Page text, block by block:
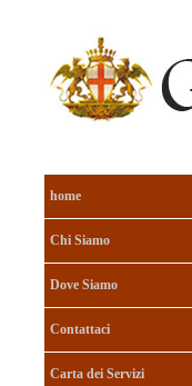
home
Chi Siamo
Dove Siamo
Contattaci
Carta dei Servizi